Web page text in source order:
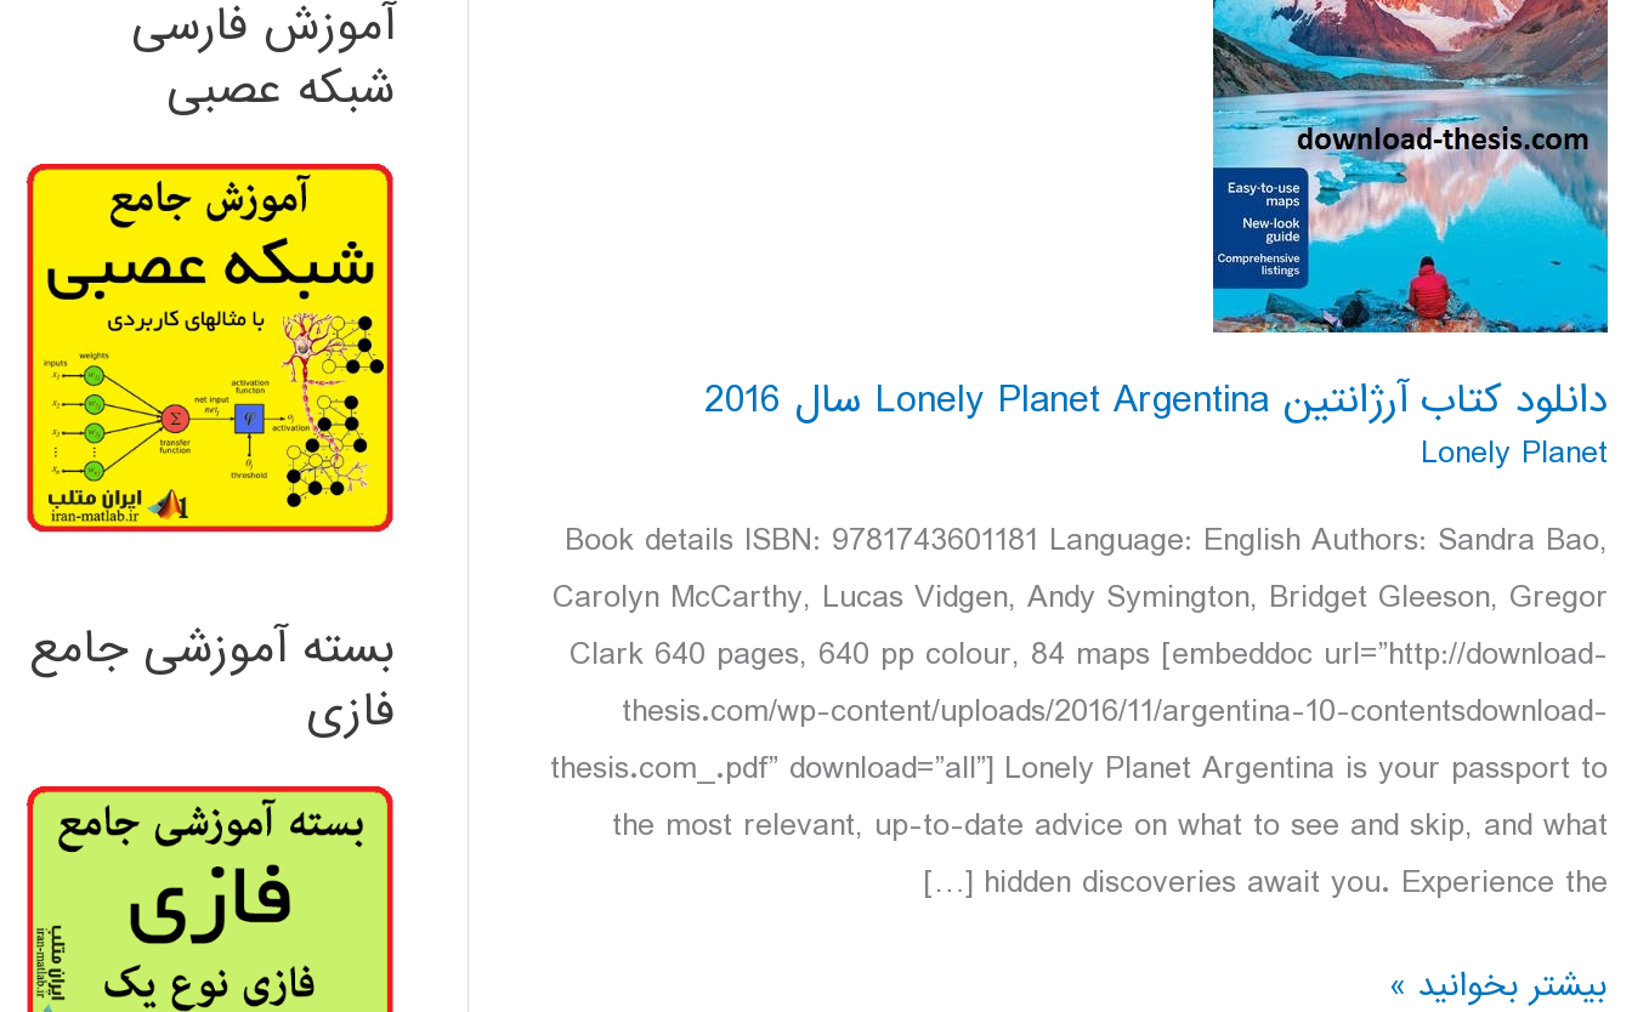
دانلود کتاب آرژانتین Lonely Planet Argentina سال 2016
Lonely Planet
Book details ISBN: 9781743601181 Language: English Authors: Sandra Bao,
Carolyn McCarthy, Lucas Vidgen, Andy Symington, Bridget Gleeson, Gregor
Clark 640 pages, 640 pp colour, 84 maps [embeddoc url=”http://download-
thesis.com/wp-content/uploads/2016/11/argentina-10-contentsdownload-
thesis.com_.pdf” download=”all”] Lonely Planet Argentina is your passport to
the most relevant, up-to-date advice on what to see and skip, and what
hidden discoveries await you. Experience the […]
دانلود
بیشتر بخوانید »
آموزش فارسی
شبکه عصبی
بسته آموزشی جامع
فازی